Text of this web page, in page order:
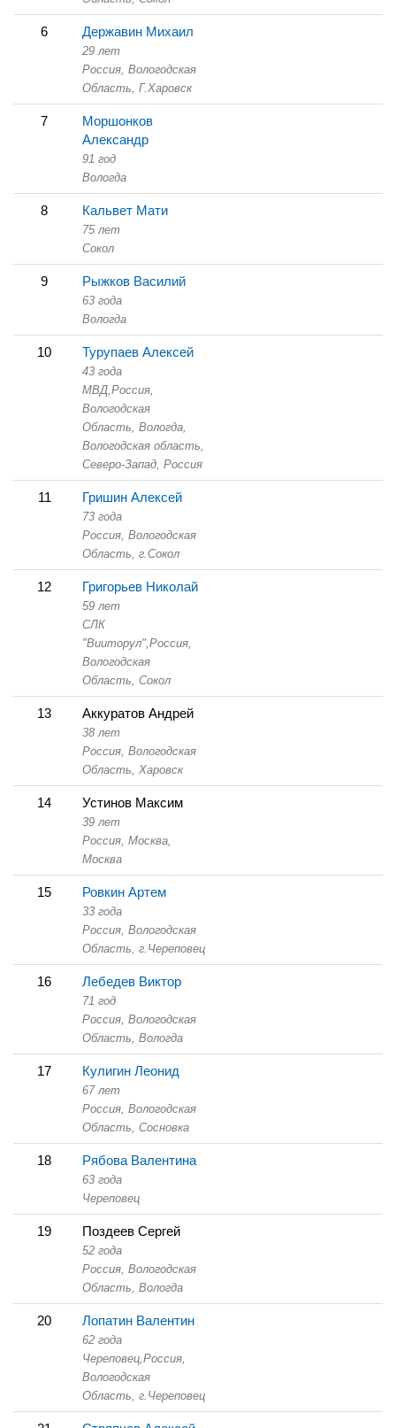
6 Державин Михаил
29 лет
Россия, Вологодская
Область, Г.Харовск
7
Моршонков
Александр
91 год
Вологда
8 Кальвет Мати
75 лет
Сокол
9 Рыжков Василий
63 года
Вологда
10 Турупаев Алексей
43 года
МВД,Россия,
Вологодская
Область, Вологда,
Вологодская область,
Северо-Запад, Россия
11 Гришин Алексей
73 года
Россия, Вологодская
Область, г.Сокол
12 Григорьев Николай
59 лет
СЛК
"Вииторул",Россия,
Вологодская
Область, Сокол
13 Аккуратов Андрей
38 лет
Россия, Вологодская
Область, Харовск
14 Устинов Максим
39 лет
Россия, Москва,
Москва
15 Ровкин Артем
33 года
Россия, Вологодская
Область, г.Череповец
16 Лебедев Виктор
71 год
Россия, Вологодская
Область, Вологда
17 Кулигин Леонид
67 лет
Россия, Вологодская
Область, Сосновка
18 Рябова Валентина
63 года
Череповец
19 Поздеев Сергей
52 года
Россия, Вологодская
Область, Вологда
20 Лопатин Валентин
62 года
Череповец,Россия,
Вологодская
Область, г.Череповец